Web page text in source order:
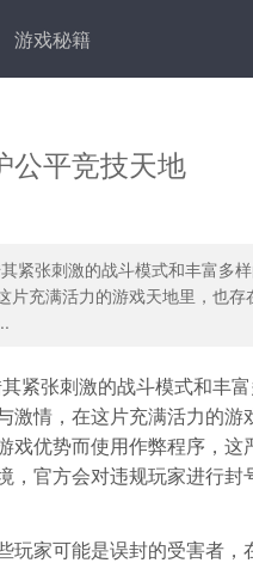
游戏秘籍
公平竞技天地
紧张刺激的战斗模式和丰富多
充满活力的游戏天地里，也
紧张刺激的战斗模式和丰
激情，在这片充满活力的
戏优势而使用作弊程序，
，官方会对违规玩家进行
玩家可能是误封的受害者